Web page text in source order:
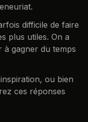
difficile de faire
plus utiles. On a
à gagner du temps
ou bien
ces réponses